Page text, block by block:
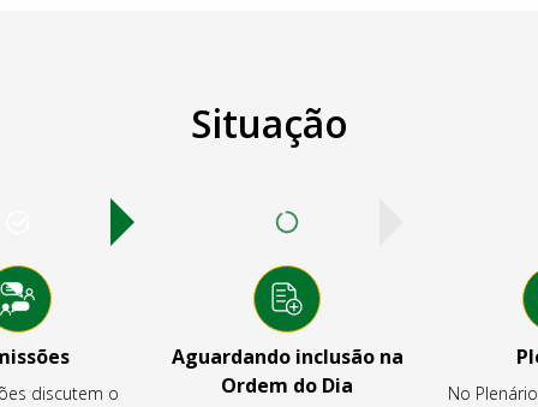
Situação
discutem o
Aguardando inclusão na
Ordem do Dia
No